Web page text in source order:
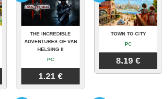
THE INCREDIBLE
ADVENTURES OF VAN
HELSING II
PC
1.21 €
TOWN TO CITY
PC
8.19 €